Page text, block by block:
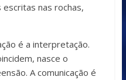
nas rochas,
é a interpretação.
nasce o
A comu­nicação é